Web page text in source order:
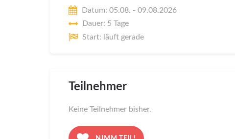
Datum: 05.08. - 09.08.2026
Dauer: 5 Tage
Start: läuft gerade
Teilnehmer
Keine Teilnehmer bisher.